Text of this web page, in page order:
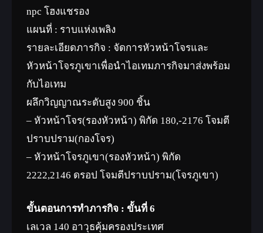
npc โฮงแชรอง
แผนที่ : ราบแห่งเพลิง
รายละเอียดภารกิจ : จัดการหัวหน้าโจรและ
หัวหน้าโจรภูเขาเพื่อนำไอเทมภารกิจมาส่งพร้อม
กับไอเทม
ผลึกวิญญาณระดับสูง 900 ชิ้น
– หัวหน้าโจร(รองหัวหน้า) พิกัด 180,-2176 โจมตี
ปราบปราม(กองโจร)
– หัวหน้าโจรภูเขา(รองหัวหน้า) พิกัด
2222,2146 ดรอป โจมตีปราบปราม(โจรภูเขา)
ขั้นตอนการทำภารกิจ : ขั้นที่ 6
เลเวล 140 อาวุธคุ้มครองประเทศ